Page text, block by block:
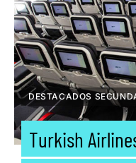
DESTACADOS
Turkish